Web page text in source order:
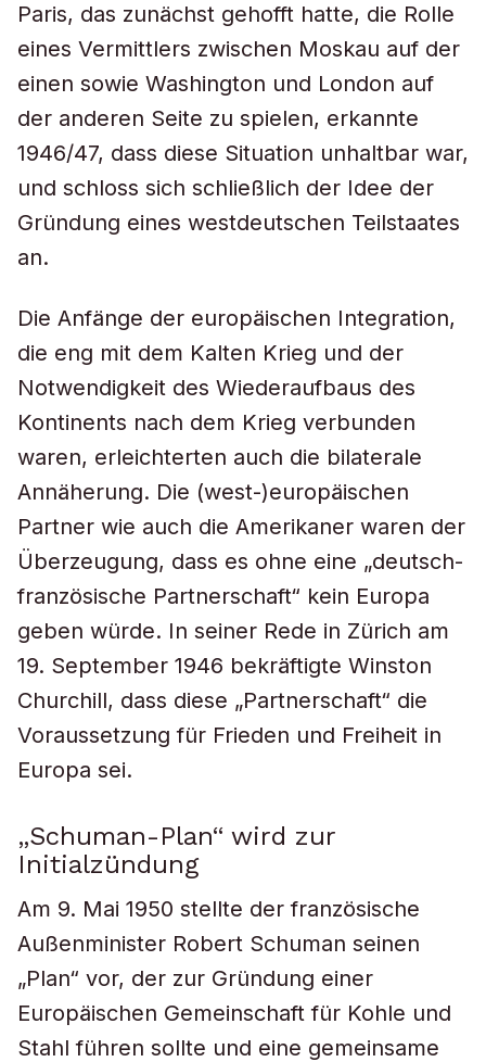
Paris, das zunächst gehofft hatte, die Rolle
eines Vermittlers zwischen Moskau auf der
einen sowie Washington und London auf
der anderen Seite zu spielen, erkannte
1946/47, dass diese Situation unhaltbar war,
und schloss sich schließlich der Idee der
Gründung eines westdeutschen Teilstaates
an.
Die Anfänge der europäischen Integration,
die eng mit dem Kalten Krieg und der
Notwendigkeit des Wiederaufbaus des
Kontinents nach dem Krieg verbunden
waren, erleichterten auch die bilaterale
Annäherung. Die (west-)europäischen
Partner wie auch die Amerikaner waren der
Überzeugung, dass es ohne eine „deutsch-
französische Partnerschaft“ kein Europa
geben würde. In seiner Rede in Zürich am
19. September 1946 bekräftigte Winston
Churchill, dass diese „Partnerschaft“ die
Voraussetzung für Frieden und Freiheit in
Europa sei.
„Schuman-Plan“ wird zur
Initialzündung
Am 9. Mai 1950 stellte der französische
Außenminister Robert Schuman seinen
„Plan“ vor, der zur Gründung einer
Europäischen Gemeinschaft für Kohle und
Stahl führen sollte und eine gemeinsame